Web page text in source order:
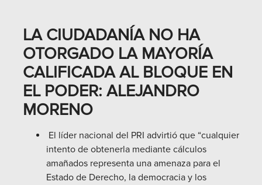
LA CIUDADANÍA NO HA
OTORGADO LA MAYORÍA
CALIFICADA AL BLOQUE EN
EL PODER: ALEJANDRO
MORENO
El líder nacional del PRI advirtió que “cualquier
intento de obtenerla mediante cálculos
amañados representa una amenaza para el
Estado de Derecho, la democracia y los